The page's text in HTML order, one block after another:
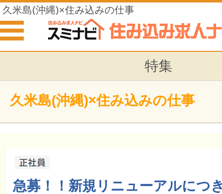
久米島(沖縄)×住み込みの仕事
特集
久米島(沖縄)×住み込みの仕事
急募！！新規リニューアルにつ